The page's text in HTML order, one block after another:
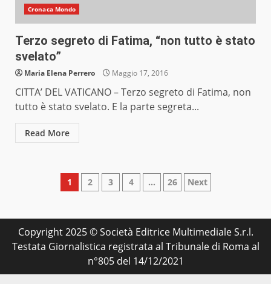
Cronaca Mondo
Terzo segreto di Fatima, “non tutto è stato
svelato”
Maria Elena Perrero Maggio 17, 2016
CITTA’ DEL VATICANO – Terzo segreto di Fatima, non
tutto è stato svelato. E la parte segreta...
Read More
Paginazione
articoli
1 2 3 4 … 26 Next
Copyright 2025 © Società Editrice Multimediale S.r.l.
Testata Giornalistica registrata al Tribunale di Roma al
n°805 del 14/12/2021